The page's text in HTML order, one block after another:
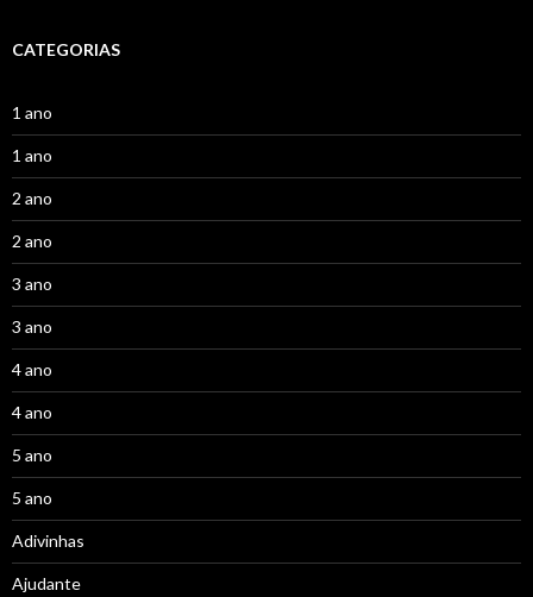
CATEGORIAS
1 ano
1 ano
2 ano
2 ano
3 ano
3 ano
4 ano
4 ano
5 ano
5 ano
Adivinhas
Ajudante